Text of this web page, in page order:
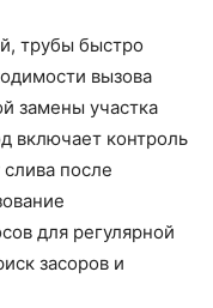
трубы быстро
вызова
замены участка
включает контроль
после
для регулярной
засоров и